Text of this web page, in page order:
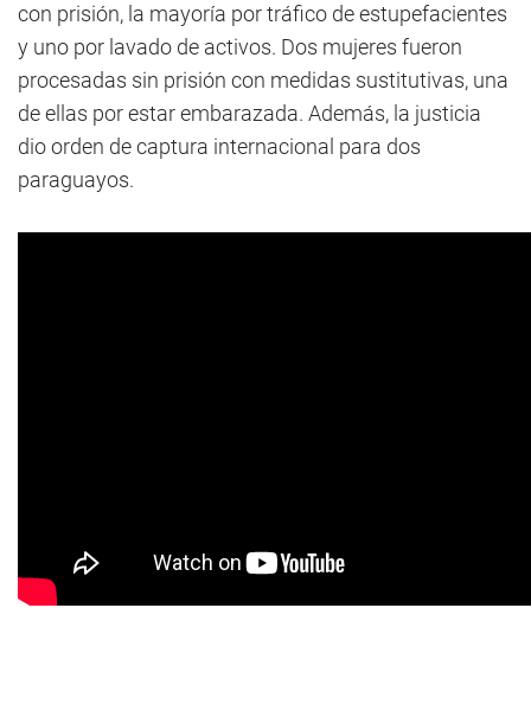
con prisión, la mayoría por tráfico de estupefacientes
y uno por lavado de activos. Dos mujeres fueron
procesadas sin prisión con medidas sustitutivas, una
de ellas por estar embarazada. Además, la justicia
dio orden de captura internacional para dos
paraguayos.